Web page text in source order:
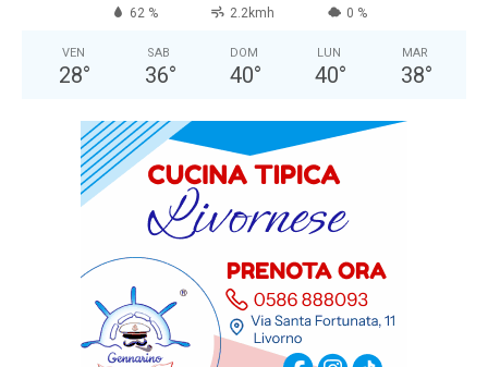
62 % 2.2kmh 0 %
VEN
28°
SAB
36°
DOM
40°
LUN
40°
MAR
38°